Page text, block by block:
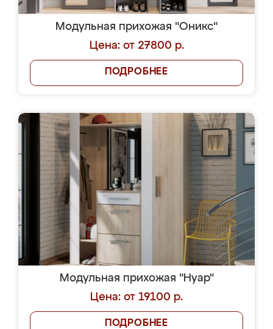
Модульная прихожая "Оникс"
Цена: от 27800 р.
ПОДРОБНЕЕ
Модульная прихожая "Нуар"
Цена: от 19100 р.
ПОДРОБНЕЕ